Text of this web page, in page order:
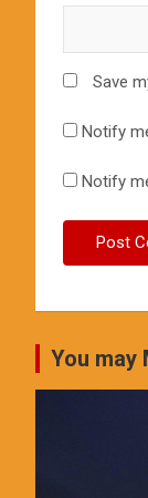
Save
Notify
Notify
You may